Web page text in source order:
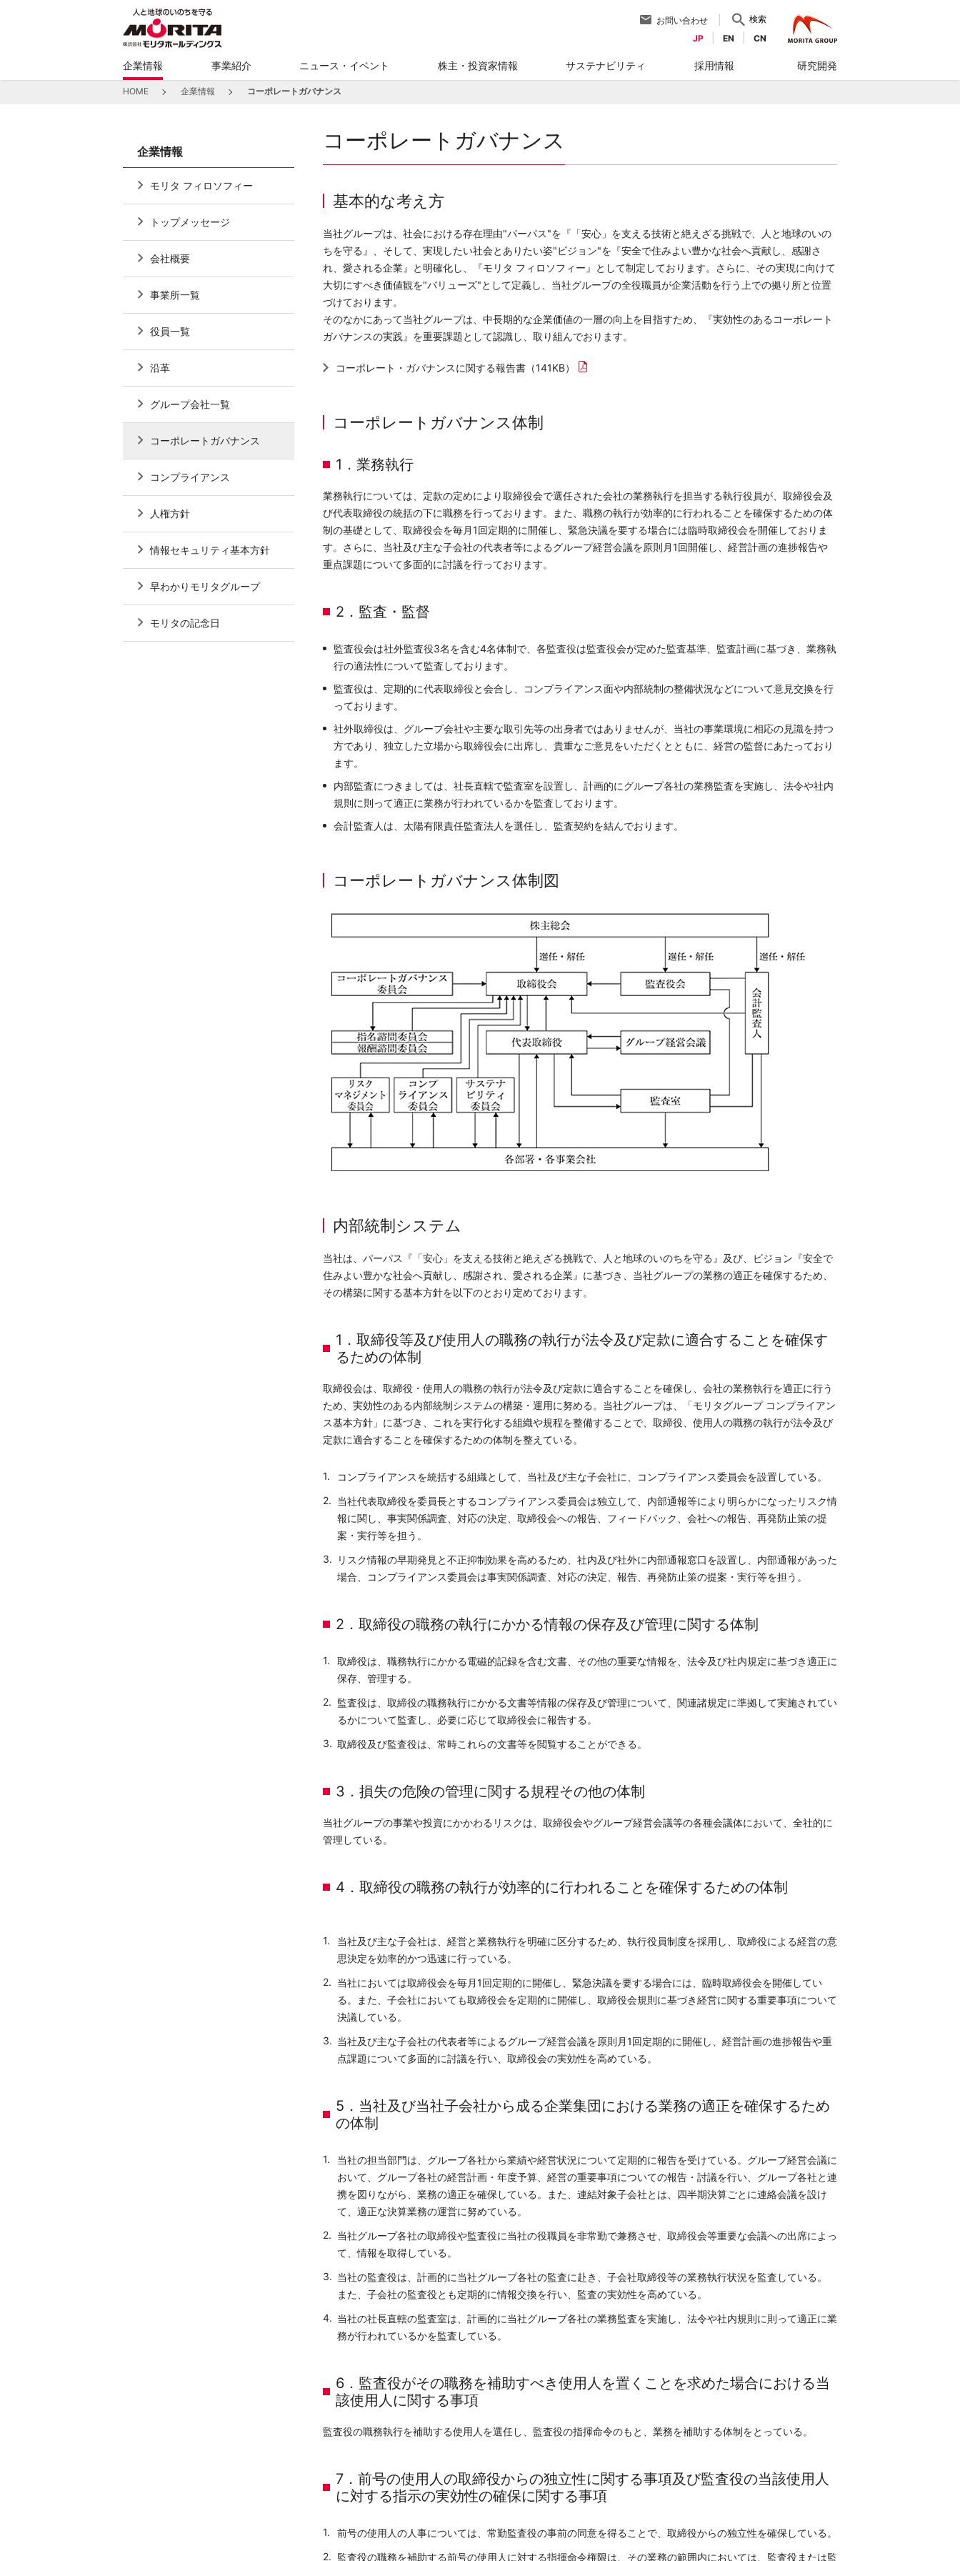
お問い合わせ
検索
JP
EN CN
企業情報 事業紹介 ニュース・イベント 株主・投資家情報 サステナビリティ 採用情報 研究開発
HOME 企業情報 コーポレートガバナンス
コーポレートガバナンス
基本的な考え方
当社グループは、社会における存在理由"パーパス"を『「安心」を支える技術と絶えざる挑戦で、人と地球のいの
ちを守る』、そして、実現したい社会とありたい姿"ビジョン"を『安全で住みよい豊かな社会へ貢献し、感謝さ
れ、愛される企業』と明確化し、『モリタ フィロソフィー』として制定しております。さらに、その実現に向けて
大切にすべき価値観を"バリューズ"として定義し、当社グループの全役職員が企業活動を行う上での拠り所と位置
づけております。
そのなかにあって当社グループは、中長期的な企業価値の一層の向上を目指すため、『実効性のあるコーポレート
ガバナンスの実践』を重要課題として認識し、取り組んでおります。
コーポレート・ガバナンスに関する報告書（141KB）
コーポレートガバナンス体制
1．業務執行
業務執行については、定款の定めにより取締役会で選任された会社の業務執行を担当する執行役員が、取締役会及
び代表取締役の統括の下に職務を行っております。また、職務の執行が効率的に行われることを確保するための体
制の基礎として、取締役会を毎月1回定期的に開催し、緊急決議を要する場合には臨時取締役会を開催しておりま
す。さらに、当社及び主な子会社の代表者等によるグループ経営会議を原則月1回開催し、経営計画の進捗報告や
重点課題について多面的に討議を行っております。
2．監査・監督
監査役会は社外監査役3名を含む4名体制で、各監査役は監査役会が定めた監査基準、監査計画に基づき、業務執
行の適法性について監査しております。
監査役は、定期的に代表取締役と会合し、コンプライアンス面や内部統制の整備状況などについて意見交換を行
っております。
社外取締役は、グループ会社や主要な取引先等の出身者ではありませんが、当社の事業環境に相応の見識を持つ
方であり、独立した立場から取締役会に出席し、貴重なご意見をいただくとともに、経営の監督にあたっており
ます。
内部監査につきましては、社長直轄で監査室を設置し、計画的にグループ各社の業務監査を実施し、法令や社内
規則に則って適正に業務が行われているかを監査しております。
会計監査人は、太陽有限責任監査法人を選任し、監査契約を結んでおります。
コーポレートガバナンス体制図
内部統制システム
当社は、パーパス『「安心」を支える技術と絶えざる挑戦で、人と地球のいのちを守る』及び、ビジョン『安全で
住みよい豊かな社会へ貢献し、感謝され、愛される企業』に基づき、当社グループの業務の適正を確保するため、
その構築に関する基本方針を以下のとおり定めております。
1．取締役等及び使用人の職務の執行が法令及び定款に適合することを確保す
るための体制
取締役会は、取締役・使用人の職務の執行が法令及び定款に適合することを確保し、会社の業務執行を適正に行う
ため、実効性のある内部統制システムの構築・運用に努める。当社グループは、「モリタグループ コンプライアン
ス基本方針」に基づき、これを実行化する組織や規程を整備することで、取締役、使用人の職務の執行が法令及び
定款に適合することを確保するための体制を整えている。
コンプライアンスを統括する組織として、当社及び主な子会社に、コンプライアンス委員会を設置している。
当社代表取締役を委員長とするコンプライアンス委員会は独立して、内部通報等により明らかになったリスク情
報に関し、事実関係調査、対応の決定、取締役会への報告、フィードバック、会社への報告、再発防止策の提
案・実行等を担う。
リスク情報の早期発見と不正抑制効果を高めるため、社内及び社外に内部通報窓口を設置し、内部通報があった
場合、コンプライアンス委員会は事実関係調査、対応の決定、報告、再発防止策の提案・実行等を担う。
2．取締役の職務の執行にかかる情報の保存及び管理に関する体制
取締役は、職務執行にかかる電磁的記録を含む文書、その他の重要な情報を、法令及び社内規定に基づき適正に
保存、管理する。
監査役は、取締役の職務執行にかかる文書等情報の保存及び管理について、関連諸規定に準拠して実施されてい
るかについて監査し、必要に応じて取締役会に報告する。
取締役及び監査役は、常時これらの文書等を閲覧することができる。
3．損失の危険の管理に関する規程その他の体制
当社グループの事業や投資にかかわるリスクは、取締役会やグループ経営会議等の各種会議体において、全社的に
管理している。
4．取締役の職務の執行が効率的に行われることを確保するための体制
当社及び主な子会社は、経営と業務執行を明確に区分するため、執行役員制度を採用し、取締役による経営の意
思決定を効率的かつ迅速に行っている。
当社においては取締役会を毎月1回定期的に開催し、緊急決議を要する場合には、臨時取締役会を開催してい
る。また、子会社においても取締役会を定期的に開催し、取締役会規則に基づき経営に関する重要事項について
決議している。
当社及び主な子会社の代表者等によるグループ経営会議を原則月1回定期的に開催し、経営計画の進捗報告や重
点課題について多面的に討議を行い、取締役会の実効性を高めている。
5．当社及び当社子会社から成る企業集団における業務の適正を確保するため
の体制
当社の担当部門は、グループ各社から業績や経営状況について定期的に報告を受けている。グループ経営会議に
おいて、グループ各社の経営計画・年度予算、経営の重要事項についての報告・討議を行い、グループ各社と連
携を図りながら、業務の適正を確保している。また、連結対象子会社とは、四半期決算ごとに連絡会議を設け
て、適正な決算業務の運営に努めている。
当社グループ各社の取締役や監査役に当社の役職員を非常勤で兼務させ、取締役会等重要な会議への出席によっ
て、情報を取得している。
当社の監査役は、計画的に当社グループ各社の監査に赴き、子会社取締役等の業務執行状況を監査している。
また、子会社の監査役とも定期的に情報交換を行い、監査の実効性を高めている。
当社の社長直轄の監査室は、計画的に当社グループ各社の業務監査を実施し、法令や社内規則に則って適正に業
務が行われているかを監査している。
6．監査役がその職務を補助すべき使用人を置くことを求めた場合における当
該使用人に関する事項
監査役の職務執行を補助する使用人を選任し、監査役の指揮命令のもと、業務を補助する体制をとっている。
7．前号の使用人の取締役からの独立性に関する事項及び監査役の当該使用人
に対する指示の実効性の確保に関する事項
前号の使用人の人事については、常勤監査役の事前の同意を得ることで、取締役からの独立性を確保している。
監査役の職務を補助する前号の使用人に対する指揮命令権限は、その業務の範囲内においては、監査役または監
企業情報
モリタ フィロソフィー
トップメッセージ
会社概要
事業所一覧
役員一覧
沿革
グループ会社一覧
コーポレートガバナンス
コンプライアンス
人権方針
情報セキュリティ基本方針
早わかりモリタグループ
モリタの記念日